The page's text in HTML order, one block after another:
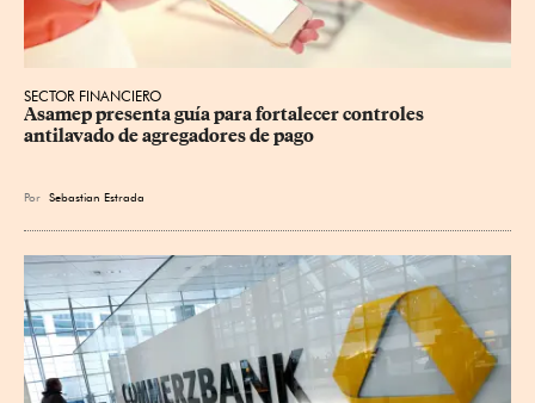
SECTOR FINANCIERO
Asamep presenta guía para fortalecer controles
antilavado de agregadores de pago
Por Sebastian Estrada